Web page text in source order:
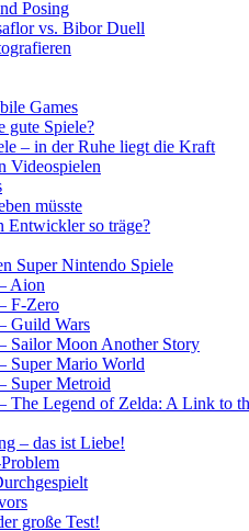
Posing
vs. Bibor Duell
Games
gute Spiele?
– in der Ruhe liegt die Kraft
Videospielen
müsste
Entwickler so träge?
Super Nintendo Spiele
Aion
F-Zero
Guild Wars
Sailor Moon Another Story
Super Mario World
Super Metroid
The Legend of Zelda: A Link to
– das ist Liebe!
große Test!